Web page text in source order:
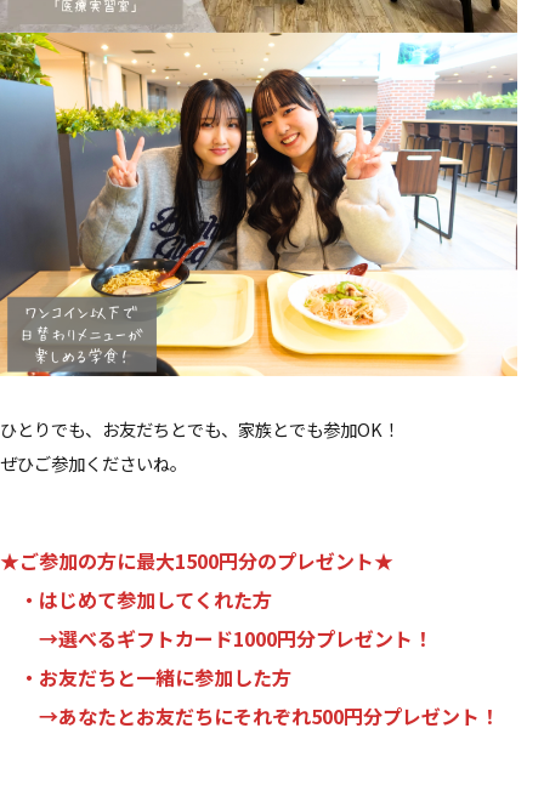
ひとりでも、お友だちとでも、家族とでも参加OK！
ぜひご参加くださいね。
★ご参加の方に最大1500円分のプレゼント★
・はじめて参加してくれた方
→選べるギフトカード1000円分プレゼント！
・お友だちと一緒に参加した方
→あなたとお友だちにそれぞれ500円分プレゼント！